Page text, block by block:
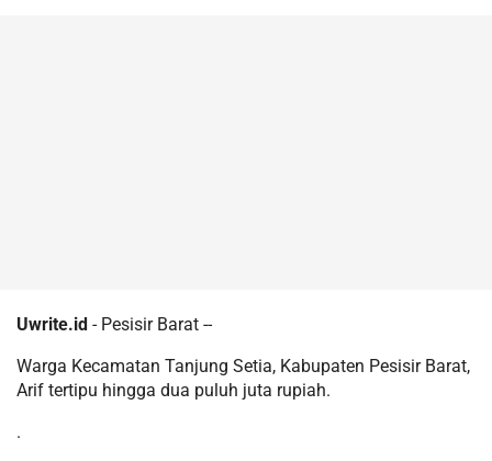
Uwrite.id - Pesisir Barat --
Warga Kecamatan Tanjung Setia, Kabupaten Pesisir Barat,
Arif tertipu hingga dua puluh juta rupiah.
.